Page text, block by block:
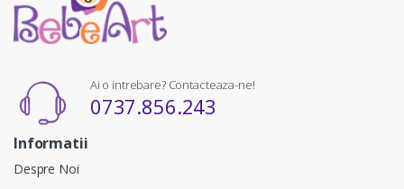
Ai o intrebare? Contacteaza-ne!
0737.856.243
Informatii
Despre Noi